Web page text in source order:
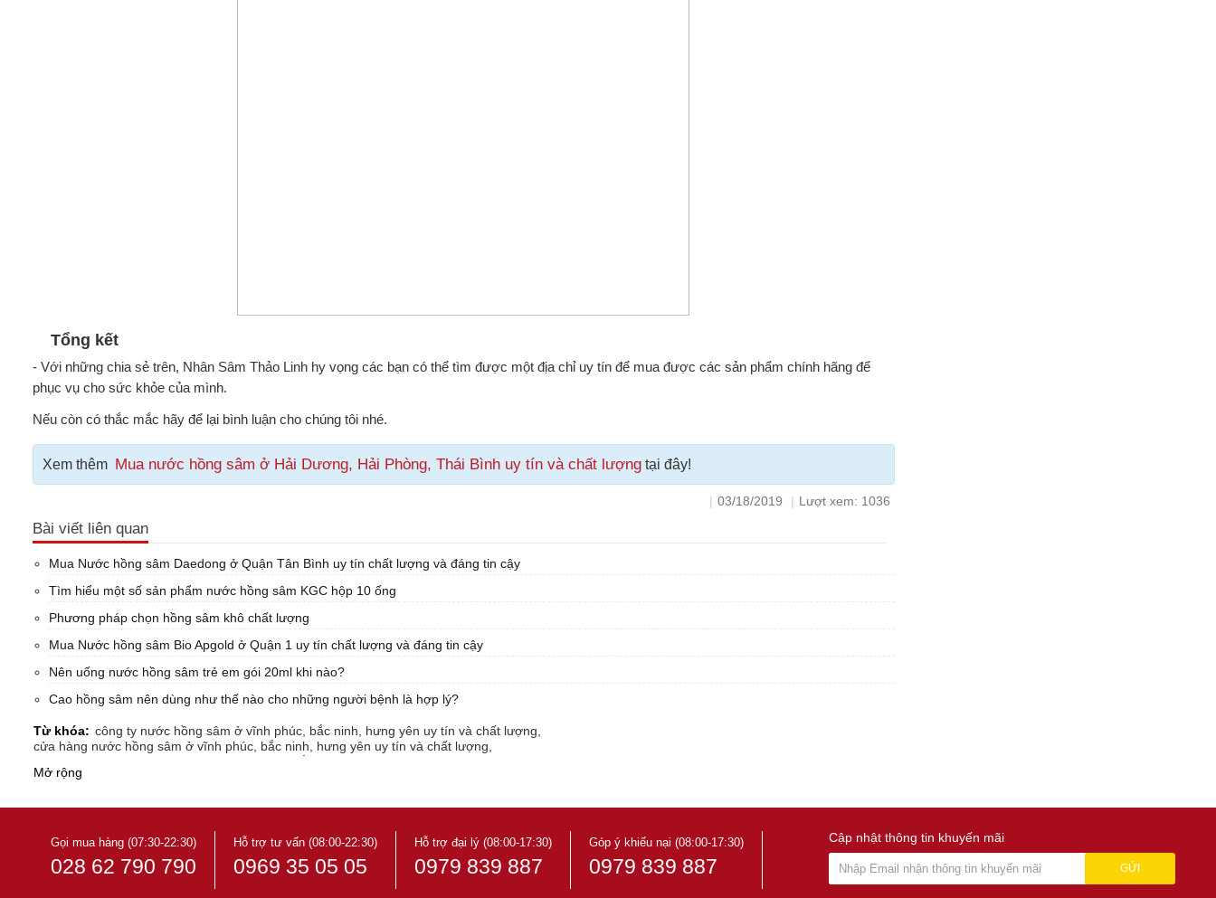
Tổng kết
- Với những chia sẻ trên, Nhân Sâm Thảo Linh hy vọng các bạn có thể tìm được một địa chỉ uy tín để mua được các sản phẩm chính hãng để
phục vụ cho sức khỏe của mình.
Nếu còn có thắc mắc hãy để lại bình luận cho chúng tôi nhé.
Xem thêm Mua nước hồng sâm ở Hải Dương, Hải Phòng, Thái Bình uy tín và chất lượngtại đây!
| 03/18/2019 | Lượt xem: 1036
Bài viết liên quan
Mua Nước hồng sâm Daedong ở Quận Tân Bình uy tín chất lượng và đáng tin cậy
Tìm hiểu một số sản phẩm nước hồng sâm KGC hộp 10 ống
Phương pháp chọn hồng sâm khô chất lượng
Mua Nước hồng sâm Bio Apgold ở Quận 1 uy tín chất lượng và đáng tin cậy
Nên uống nước hồng sâm trẻ em gói 20ml khi nào?
Cao hồng sâm nên dùng như thế nào cho những người bệnh là hợp lý?
Từ khóa: công ty nước hồng sâm ở vĩnh phúc, bắc ninh, hưng yên uy tín và chất lượng,
cửa hàng nước hồng sâm ở vĩnh phúc, bắc ninh, hưng yên uy tín và chất lượng,
nhà phân phối nước hồng sâm ở vĩnh phúc, bắc ninh, hưng yên uy tín và chất lượng,
Đại lý nước hồng sâm ở vĩnh phúc, bắc ninh, hưng yên uy tín và chất lượng,
Địa điểm mua nước hồng sâm ở vĩnh phúc, bắc ninh, hưng yên uy tín và chất lượng
Mở rộng
Gọi mua hàng (07:30-22:30)
028 62 790 790
Hỗ trợ tư vấn (08:00-22:30)
0969 35 05 05
Hỗ trợ đại lý (08:00-17:30)
0979 839 887
Góp ý khiếu nại (08:00-17:30)
0979 839 887
Cập nhật thông tin khuyến mãi
GỬI